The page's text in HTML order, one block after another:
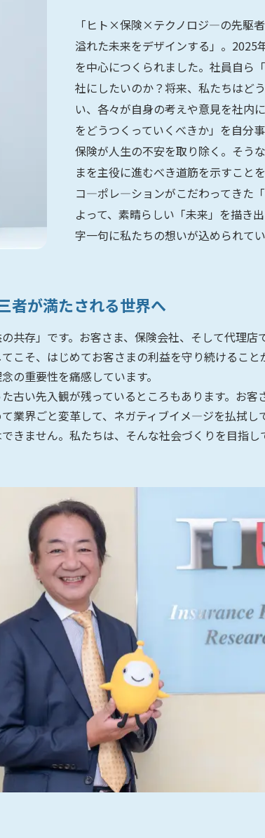
「ヒト×保険×テクノロジ―の先駆
溢れた未来をデザインする」。
を中心につくられました。社員自
社にしたいのか？将来、私たちはど
い、各々が自身の考えや意見を社内
をどうつくっていくべきか」を自分
保険が人生の不安を取り除く。そう
まを主役に進むべき道筋を示すこと
コ―ポレ―ションがこだわってきた
よって、素晴らしい「未来」を描
字一句に私たちの想いが込められてい
者が満たされる世界へ
共存」です。お客さま、保険会社、そして代理店
こそ、はじめてお客さまの利益を守り続けるこ
の重要性を痛感しています。
古い先入観が残っているところもあります。お
業界ごと変革して、ネガティブイメ―ジを払拭し
きません。私たちは、そんな社会づくりを目指し